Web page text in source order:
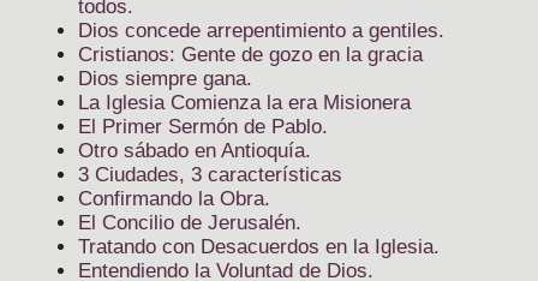
todos.
Dios concede arrepentimiento a gentiles.
Cristianos: Gente de gozo en la gracia
Dios siempre gana.
La Iglesia Comienza la era Misionera
El Primer Sermón de Pablo.
Otro sábado en Antioquía.
3 Ciudades, 3 características
Confirmando la Obra.
El Concilio de Jerusalén.
Tratando con Desacuerdos en la Iglesia.
Entendiendo la Voluntad de Dios.